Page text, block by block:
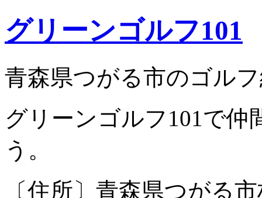
グリーンゴルフ101
青森県つがる市のゴル
グリーンゴルフ101で
う。
〔住所〕青森県つがる